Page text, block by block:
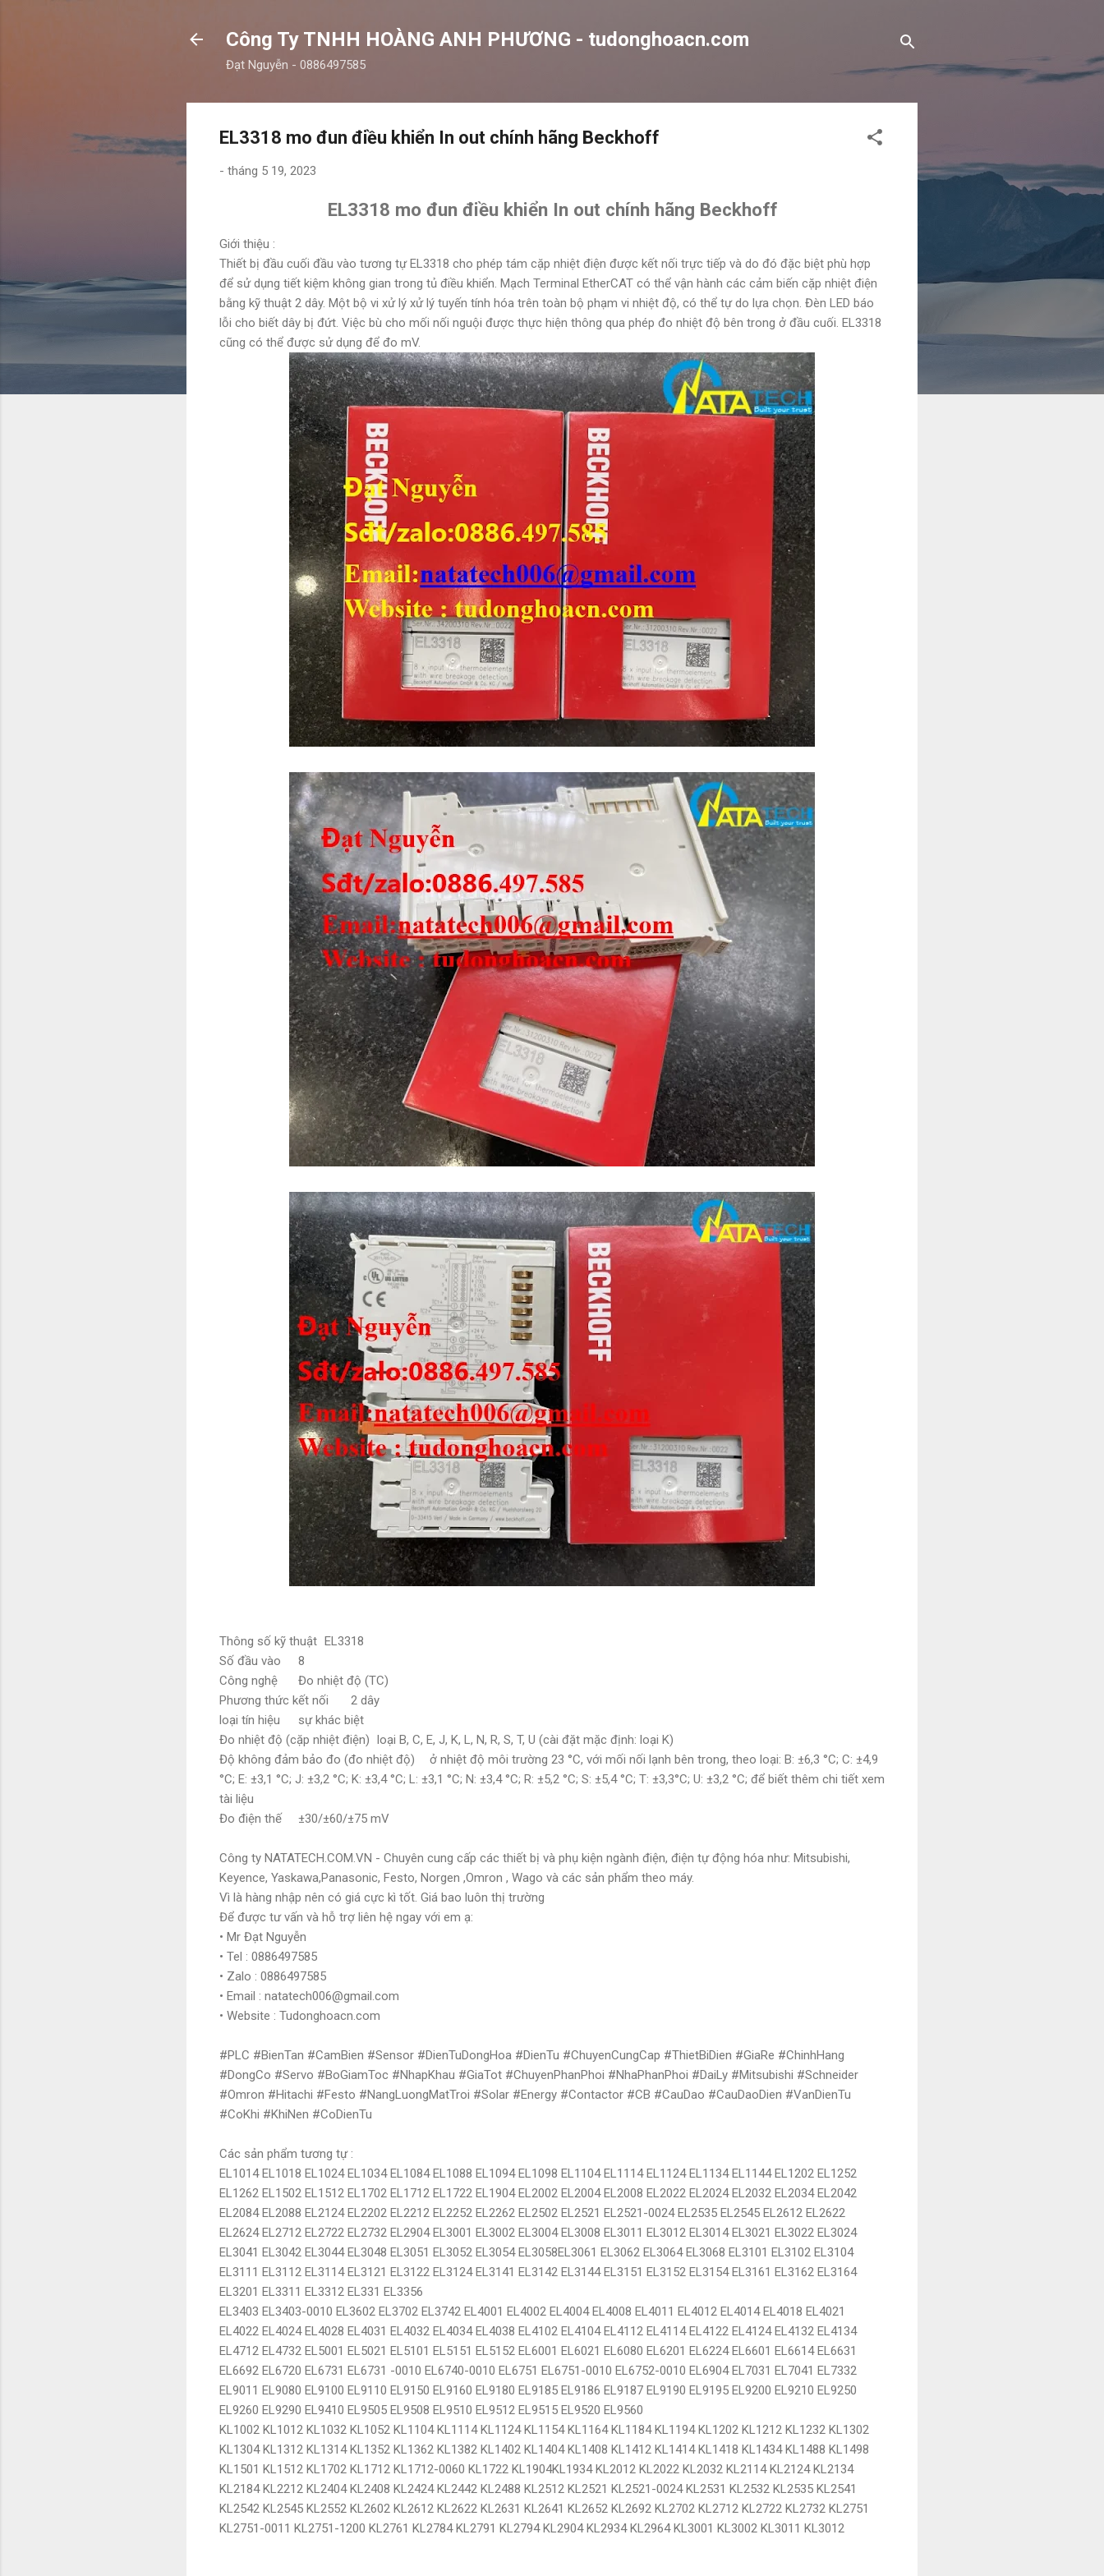
Công Ty TNHH HOÀNG ANH PHƯƠNG - tudonghoacn.com
Đạt Nguyễn - 0886497585
EL3318 mo đun điều khiển In out chính hãng Beckhoff
- tháng 5 19, 2023
EL3318 mo đun điều khiển In out chính hãng Beckhoff
Giới thiệu :
Thiết bị đầu cuối đầu vào tương tự EL3318 cho phép tám cặp nhiệt điện được kết nối trực tiếp và do đó đặc biệt phù hợp
để sử dụng tiết kiệm không gian trong tủ điều khiển. Mạch Terminal EtherCAT có thể vận hành các cảm biến cặp nhiệt điện
bằng kỹ thuật 2 dây. Một bộ vi xử lý xử lý tuyến tính hóa trên toàn bộ phạm vi nhiệt độ, có thể tự do lựa chọn. Đèn LED báo
lỗi cho biết dây bị đứt. Việc bù cho mối nối nguội được thực hiện thông qua phép đo nhiệt độ bên trong ở đầu cuối. EL3318
cũng có thể được sử dụng để đo mV.
Thông số kỹ thuật EL3318
Số đầu vào
8
Công nghệ
Đo nhiệt độ (TC)
Phương thức kết nối
2 dây
loại tín hiệu
sự khác biệt
Đo nhiệt độ (cặp nhiệt điện) loại B, C, E, J, K, L, N, R, S, T, U (cài đặt mặc định: loại K)
Độ không đảm bảo đo (đo nhiệt độ)
ở nhiệt độ môi trường 23 °C, với mối nối lạnh bên trong, theo loại: B: ±6,3 °C; C: ±4,9
°C; E: ±3,1 °C; J: ±3,2 °C; K: ±3,4 °C; L: ±3,1 °C; N: ±3,4 °C; R: ±5,2 °C; S: ±5,4 °C; T: ±3,3°C; U: ±3,2 °C; để biết thêm chi tiết xem
tài liệu
Đo điện thế
±30/±60/±75 mV
Công ty NATATECH.COM.VN - Chuyên cung cấp các thiết bị và phụ kiện ngành điện, điện tự động hóa như: Mitsubishi,
Keyence, Yaskawa,Panasonic, Festo, Norgen ,Omron , Wago và các sản phẩm theo máy.
Vì là hàng nhập nên có giá cực kì tốt. Giá bao luôn thị trường
Để được tư vấn và hỗ trợ liên hệ ngay với em ạ:
• Mr Đạt Nguyễn
• Tel : 0886497585
• Zalo : 0886497585
• Email : natatech006@gmail.com
• Website : Tudonghoacn.com
#PLC #BienTan #CamBien #Sensor #DienTuDongHoa #DienTu #ChuyenCungCap #ThietBiDien #GiaRe #ChinhHang
#DongCo #Servo #BoGiamToc #NhapKhau #GiaTot #ChuyenPhanPhoi #NhaPhanPhoi #DaiLy #Mitsubishi #Schneider
#Omron #Hitachi #Festo #NangLuongMatTroi #Solar #Energy #Contactor #CB #CauDao #CauDaoDien #VanDienTu
#CoKhi #KhiNen #CoDienTu
Các sản phẩm tương tự :
EL1014 EL1018 EL1024 EL1034 EL1084 EL1088 EL1094 EL1098 EL1104 EL1114 EL1124 EL1134 EL1144 EL1202 EL1252
EL1262 EL1502 EL1512 EL1702 EL1712 EL1722 EL1904 EL2002 EL2004 EL2008 EL2022 EL2024 EL2032 EL2034 EL2042
EL2084 EL2088 EL2124 EL2202 EL2212 EL2252 EL2262 EL2502 EL2521 EL2521-0024 EL2535 EL2545 EL2612 EL2622
EL2624 EL2712 EL2722 EL2732 EL2904 EL3001 EL3002 EL3004 EL3008 EL3011 EL3012 EL3014 EL3021 EL3022 EL3024
EL3041 EL3042 EL3044 EL3048 EL3051 EL3052 EL3054 EL3058EL3061 EL3062 EL3064 EL3068 EL3101 EL3102 EL3104
EL3111 EL3112 EL3114 EL3121 EL3122 EL3124 EL3141 EL3142 EL3144 EL3151 EL3152 EL3154 EL3161 EL3162 EL3164
EL3201 EL3311 EL3312 EL331 EL3356
EL3403 EL3403-0010 EL3602 EL3702 EL3742 EL4001 EL4002 EL4004 EL4008 EL4011 EL4012 EL4014 EL4018 EL4021
EL4022 EL4024 EL4028 EL4031 EL4032 EL4034 EL4038 EL4102 EL4104 EL4112 EL4114 EL4122 EL4124 EL4132 EL4134
EL4712 EL4732 EL5001 EL5021 EL5101 EL5151 EL5152 EL6001 EL6021 EL6080 EL6201 EL6224 EL6601 EL6614 EL6631
EL6692 EL6720 EL6731 EL6731 -0010 EL6740-0010 EL6751 EL6751-0010 EL6752-0010 EL6904 EL7031 EL7041 EL7332
EL9011 EL9080 EL9100 EL9110 EL9150 EL9160 EL9180 EL9185 EL9186 EL9187 EL9190 EL9195 EL9200 EL9210 EL9250
EL9260 EL9290 EL9410 EL9505 EL9508 EL9510 EL9512 EL9515 EL9520 EL9560
KL1002 KL1012 KL1032 KL1052 KL1104 KL1114 KL1124 KL1154 KL1164 KL1184 KL1194 KL1202 KL1212 KL1232 KL1302
KL1304 KL1312 KL1314 KL1352 KL1362 KL1382 KL1402 KL1404 KL1408 KL1412 KL1414 KL1418 KL1434 KL1488 KL1498
KL1501 KL1512 KL1702 KL1712 KL1712-0060 KL1722 KL1904KL1934 KL2012 KL2022 KL2032 KL2114 KL2124 KL2134
KL2184 KL2212 KL2404 KL2408 KL2424 KL2442 KL2488 KL2512 KL2521 KL2521-0024 KL2531 KL2532 KL2535 KL2541
KL2542 KL2545 KL2552 KL2602 KL2612 KL2622 KL2631 KL2641 KL2652 KL2692 KL2702 KL2712 KL2722 KL2732 KL2751
KL2751-0011 KL2751-1200 KL2761 KL2784 KL2791 KL2794 KL2904 KL2934 KL2964 KL3001 KL3002 KL3011 KL3012